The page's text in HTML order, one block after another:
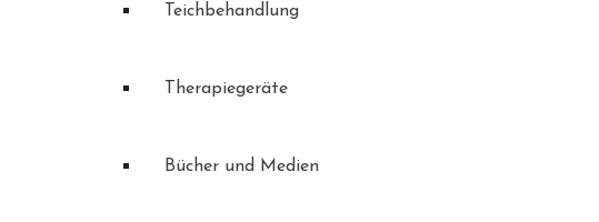
Teichbehandlung
Therapiegeräte
Bücher und Medien